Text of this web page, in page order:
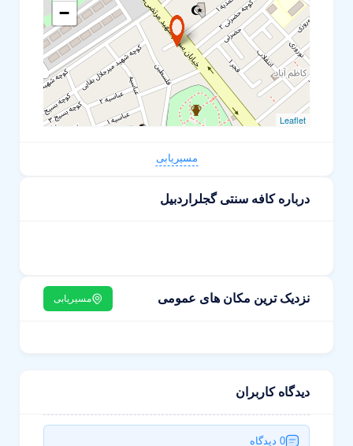
−
Leaflet
مسیریابی
درباره کافه سنتی گجلراردبیل
نزدیک ترین مکان های عمومی مسیریابی
دیدگاه کاربران
0 دیدگاه